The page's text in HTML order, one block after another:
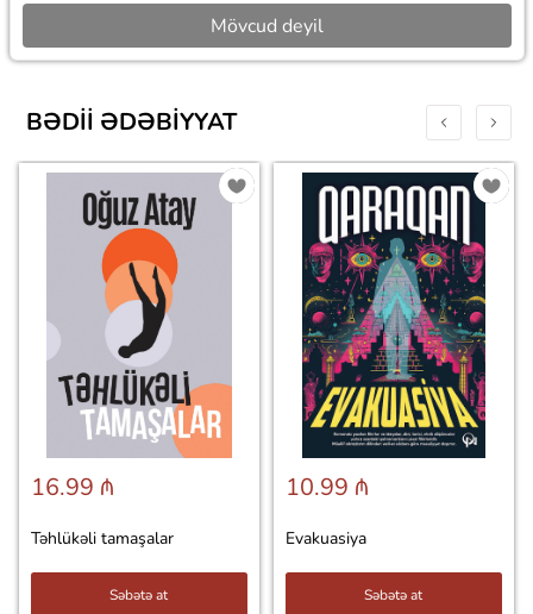
Mövcud deyil
BƏDII ƏDƏBIYYAT
16.99 ₼
Təhlükəli tamaşalar
Səbətə at
10.99 ₼
Evakuasiya
Səbətə at